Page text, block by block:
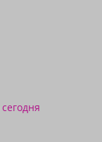
сегодня